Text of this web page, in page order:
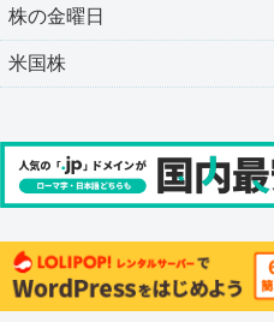
株の金曜日
米国株